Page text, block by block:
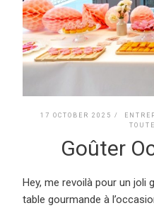
17 OCTOBER 2025 /
Goûter
Hey, me revoilà pour un joli
table gourmande à